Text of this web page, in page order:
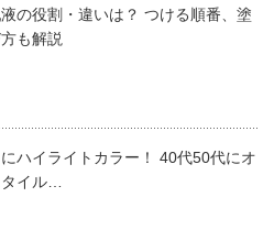
で相手からの情報を入手しま
してください。
で、清潔感があるきれいめコー
の役割・違いは？ つける順番、塗
も解説
ハイライトカラー！ 40代50代にオ
タイル…